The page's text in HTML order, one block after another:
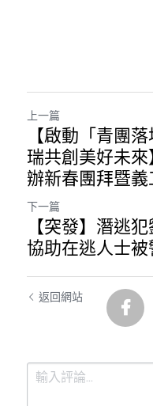
馮煒光專欄
趙處機專欄
KOL 精選
大衛sir專欄
曾子晴 - 晴深直
龔靜儀大律師專
陳貴春大律師專欄
羅浚軒專欄
關於我們
上一篇
【啟動「青團
瑞共創美好未
辦新春團拜暨
下一篇
【突發】潛逃
協助在逃人士
返回網站